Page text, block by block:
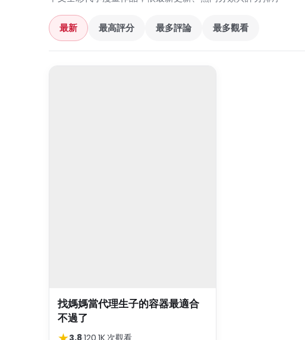
最新 最高評分 最多評論 最多觀看
找媽媽當代理生子的容器最適合
不過了
3.8·120.1K 次觀看